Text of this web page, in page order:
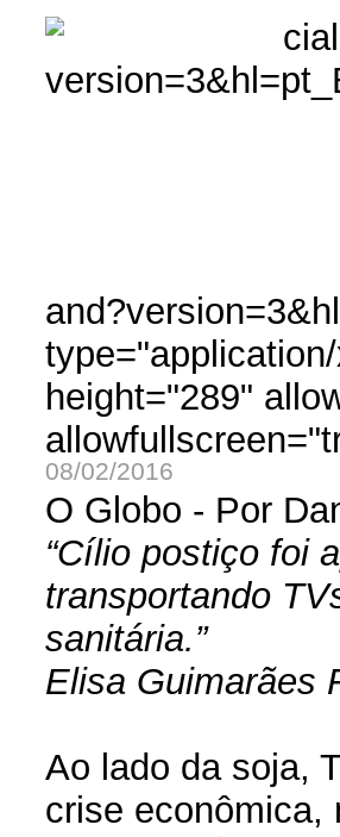
height="289"
08/02/2016
O Globo - Por
“Cílio postiço foi
transportando
sanitária.”
Elisa Guimarães
Ao lado da soja,
crise econômica,